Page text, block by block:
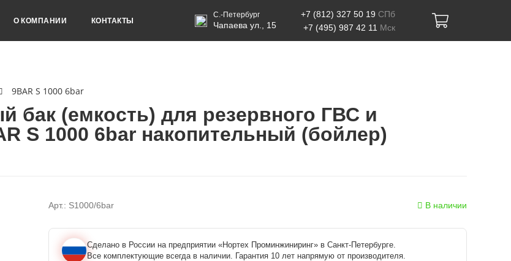
О КОМПАНИИ КОНТАКТЫ
С.-Петербург
Чапаева ул., 15
+7 (812) 327 50 19 СПб
+7 (495) 987 42 11 Мск
9BAR S 1000 6bar
(емкость) для резервного ГВС и
S 1000 6bar накопительный (бойлер)
Арт.: S1000/6bar В наличии
Сделано в России на предприятии «Нортех Проминжиниринг» в Санкт-Петербурге.
Все комплектующие всегда в наличии. Гарантия 10 лет напрямую от производителя.